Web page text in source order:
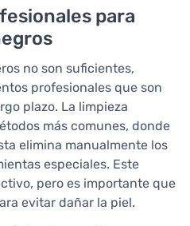
para
no son suficientes,
profesionales que son
plazo. La limpieza
más comunes, donde
elimina manualmente los
especiales. Este
pero es importante que
evitar dañar la piel.